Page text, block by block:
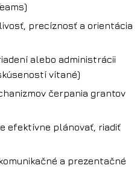
precíznosť a orientácia
alebo administrácii
vítané)
čerpania grantov
efektívne plánovať, riadiť
a prezentačné